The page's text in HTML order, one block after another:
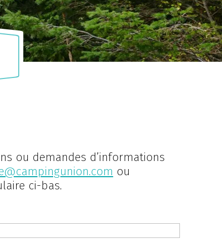
Chaudière
ou demandes d’informations
ou
ci-bas.